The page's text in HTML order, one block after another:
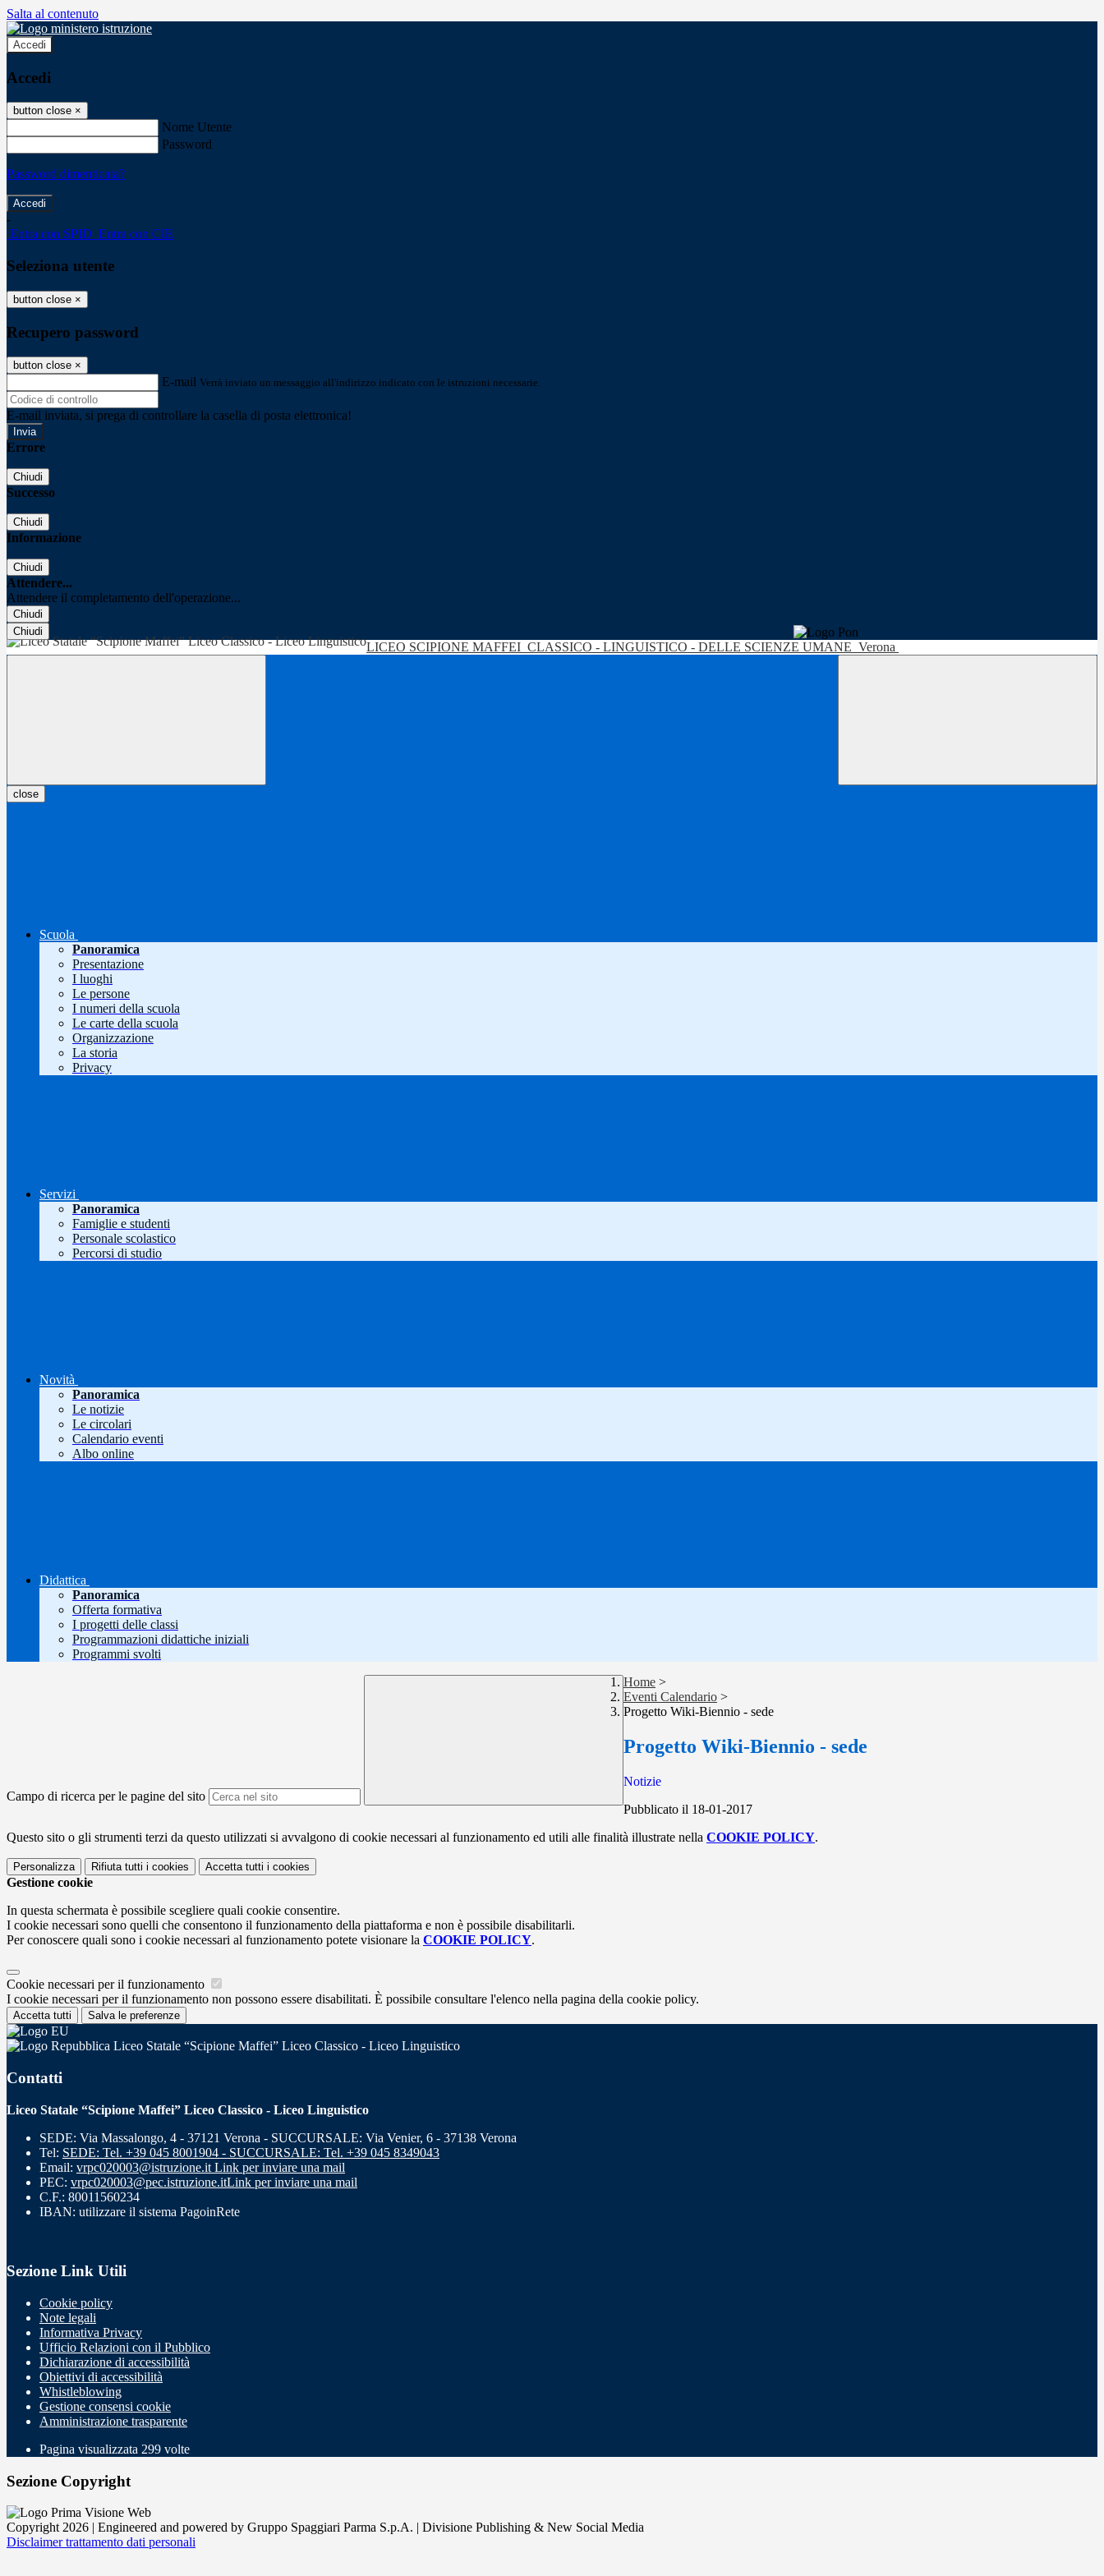
Salta al contenuto
Accedi
Accedi
button close ×
Nome Utente
Password
Password dimenticata?
-
Entra con SPID Entra con CIE
Seleziona utente
button close ×
Recupero password
button close ×
E-mail Verrà inviato un messaggio all'indirizzo indicato con le istruzioni necessarie.
E-mail inviata, si prega di controllare la casella di posta elettronica!
Errore
Chiudi
Successo
Chiudi
Informazione
Chiudi
Attendere...
Attendere il completamento dell'operazione...
Chiudi
Chiudi
LICEO SCIPIONE MAFFEI CLASSICO - LINGUISTICO - DELLE SCIENZE UMANE Verona
close
Scuola
Panoramica
Presentazione
I luoghi
Le persone
I numeri della scuola
Le carte della scuola
Organizzazione
La storia
Privacy
Servizi
Panoramica
Famiglie e studenti
Personale scolastico
Percorsi di studio
Novità
Panoramica
Le notizie
Le circolari
Calendario eventi
Albo online
Didattica
Panoramica
Offerta formativa
I progetti delle classi
Programmazioni didattiche iniziali
Programmi svolti
Campo di ricerca per le pagine del sito
Home >
Eventi Calendario >
Progetto Wiki-Biennio - sede
Progetto Wiki-Biennio - sede
Notizie
Pubblicato il 18-01-2017
Questo sito o gli strumenti terzi da questo utilizzati si avvalgono di cookie necessari al funzionamento ed utili alle finalità illustrate nella COOKIE POLICY.
Personalizza Rifiuta tutti i cookies Accetta tutti i cookies
Gestione cookie
In questa schermata è possibile scegliere quali cookie consentire.
I cookie necessari sono quelli che consentono il funzionamento della piattaforma e non è possibile disabilitarli.
Per conoscere quali sono i cookie necessari al funzionamento potete visionare la COOKIE POLICY.
Cookie necessari per il funzionamento
I cookie necessari per il funzionamento non possono essere disabilitati. È possibile consultare l'elenco nella pagina della cookie policy.
Accetta tutti Salva le preferenze
Liceo Statale “Scipione Maffei” Liceo Classico - Liceo Linguistico
Contatti
Liceo Statale “Scipione Maffei” Liceo Classico - Liceo Linguistico
SEDE: Via Massalongo, 4 - 37121 Verona - SUCCURSALE: Via Venier, 6 - 37138 Verona
Tel: SEDE: Tel. +39 045 8001904 - SUCCURSALE: Tel. +39 045 8349043
Email: vrpc020003@istruzione.it Link per inviare una mail
PEC: vrpc020003@pec.istruzione.itLink per inviare una mail
C.F.: 80011560234
IBAN: utilizzare il sistema PagoinRete
Sezione Link Utili
Cookie policy
Note legali
Informativa Privacy
Ufficio Relazioni con il Pubblico
Dichiarazione di accessibilità
Obiettivi di accessibilità
Whistleblowing
Gestione consensi cookie
Amministrazione trasparente
Pagina visualizzata 299 volte
Sezione Copyright
Copyright 2026 | Engineered and powered by Gruppo Spaggiari Parma S.p.A. | Divisione Publishing & New Social Media
Disclaimer trattamento dati personali